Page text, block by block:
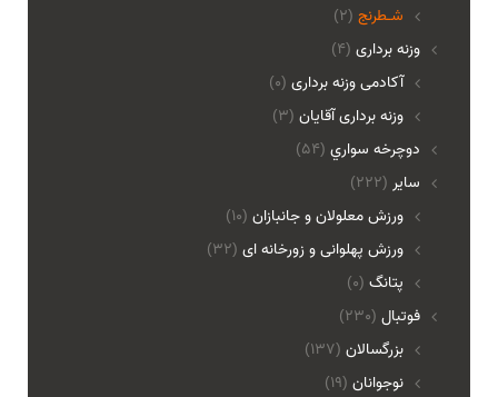
شـطرنج (2)
(4) وزنه برداری
آکادمی وزنه برداری (0)
وزنه برداری آقایان (3)
(54) دوچرخه سواري
(222) ساير
ورزش معلولان و جانبازان (10)
ورزش پهلوانی و زورخانه ای (32)
پتانگ (0)
(230) فوتبال
بزرگسالان (137)
نوجوانان (19)